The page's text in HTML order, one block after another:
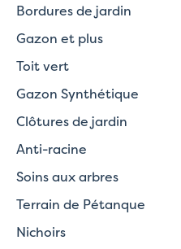
Bordures de jardin
Gazon et plus
Toit vert
Gazon Synthétique
Clôtures de jardin
Anti-racine
Soins aux arbres
Terrain de Pétanque
Nichoirs